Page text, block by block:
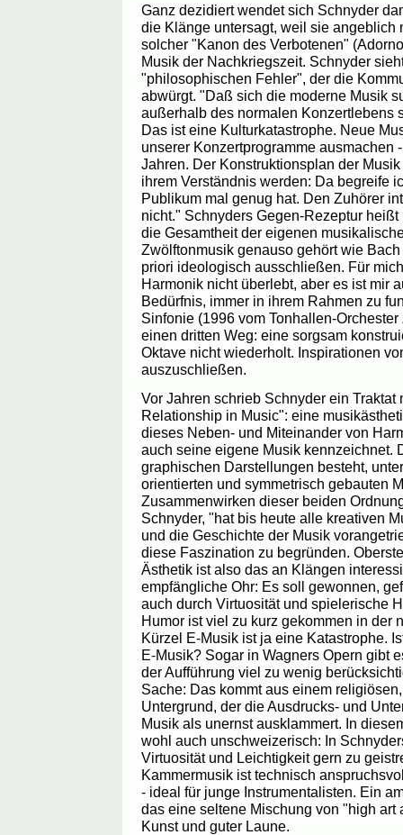
Ganz dezidiert wendet sich Schnyder
die Klänge untersagt, weil sie angeblich
solcher "Kanon des Verbotenen"
Musik der Nachkriegszeit. Schnyder
"philosophischen Fehler", der die
abwürgt. "Daß sich die moderne Musik
außerhalb des normalen Konzertlebens
Das ist eine Kulturkatastrophe. Neue
unserer Konzertprogramme ausmachen
Jahren. Der Konstruktionsplan der
ihrem Verständnis werden: Da begreife
Publikum mal genug hat. Den Zuhörer
nicht." Schnyders Gegen-Rezeptur
die Gesamtheit der eigenen
Zwölftonmusik genauso gehört wie
priori ideologisch ausschließen. Für
Harmonik nicht überlebt, aber es ist mir
Bedürfnis, immer in ihrem Rahmen zu
Sinfonie (1996 vom Tonhallen-
einen dritten Weg: eine sorgsam
Oktave nicht wiederholt. Inspirationen
auszuschließen.
Vor Jahren schrieb Schnyder ein Traktat
Relationship in Music": eine
dieses Neben- und Miteinander von
auch seine eigene Musik kennzeichnet.
graphischen Darstellungen besteht,
orientierten und symmetrisch gebauten
Zusammenwirken dieser beiden
Schnyder, "hat bis heute alle kreativen
und die Geschichte der Musik
diese Faszination zu begründen.
Ästhetik ist also das an Klängen
empfängliche Ohr: Es soll gewonnen,
auch durch Virtuosität und spielerische
Humor ist viel zu kurz gekommen in der
Kürzel E-Musik ist ja eine Katastrophe.
E-Musik? Sogar in Wagners Opern gibt
der Aufführung viel zu wenig
Sache: Das kommt aus einem
Untergrund, der die Ausdrucks- und
Musik als unernst ausklammert. In
wohl auch unschweizerisch: In
Virtuosität und Leichtigkeit gern zu
Kammermusik ist technisch
- ideal für junge Instrumentalisten. Ein
das eine seltene Mischung von "high art
Kunst und guter Laune.